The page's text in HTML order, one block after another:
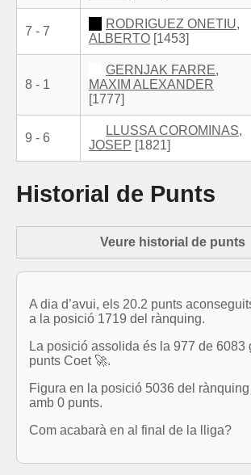
7 - 7
RODRIGUEZ ONETIU,
ALBERTO [1453]
8 - 1
GERNJAK FARRE,
MAXIM ALEXANDER
[1777]
9 - 6
LLUSSA COROMINAS,
JOSEP [1821]
Historial de Punts
Veure historial de punts
A dia d’avui, els 20.2 punts
a la posició 1719 del rànquing.
La posició assolida és la 977 de 6083
punts Coet 🚀.
Figura en la posició 5036 del
amb 0 punts.
Com acabarà en al final de la lliga?